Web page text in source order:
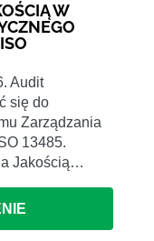
W
Audit
się do
Zarządzania
13485.
Jakością…